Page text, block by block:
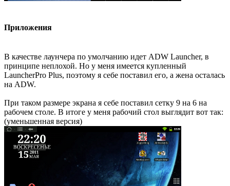
Приложения
В качестве лаунчера по умолчанию идет ADW Launcher, в
принципе неплохой. Но у меня имеется купленный
LauncherPro Plus, поэтому я себе поставил его, а жена осталась
на ADW.
При таком размере экрана я себе поставил сетку 9 на 6 на
рабочем столе. В итоге у меня рабочий стол выглядит вот так:
(уменьшенная версия)